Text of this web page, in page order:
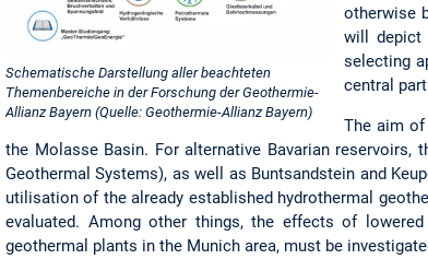
Schematische Darstellung aller beachteten
Themenbereiche in der Forschung der Geothermie-
Allianz Bayern (Quelle: Geothermie-Allianz Bayern)
otherwise
will depict
selecting
central
The aim
the Molasse Basin. For alternative Bavarian reservoirs,
Geothermal Systems), as well as Buntsandstein and
utilisation of the already established hydrothermal
evaluated. Among other things, the effects of
geothermal plants in the Munich area, must be